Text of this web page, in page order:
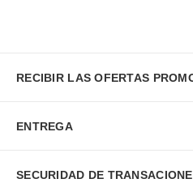
RECIBIR LAS OFERTAS
ENTREGA
SECURIDAD DE